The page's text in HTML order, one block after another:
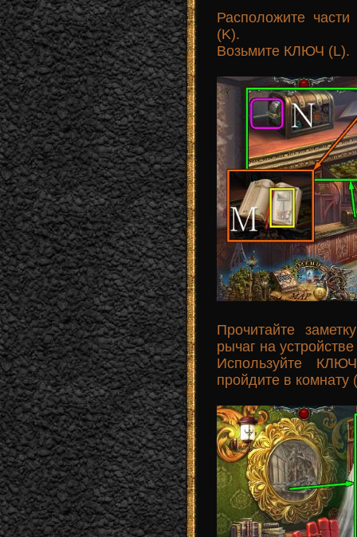
Расположите
(K).
Возьмите КЛЮЧ (L).
Прочитайте
рычаг на
Используйте
пройдите в комнату